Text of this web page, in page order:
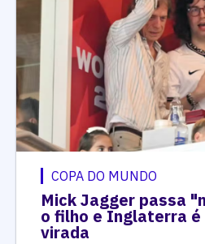
COPA DO MUNDO
Mick Jagger passa
o filho e Inglaterra
virada